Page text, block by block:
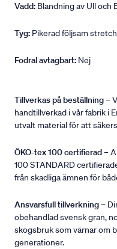
Vadd: Blandning av Ull och
Tyg: Pikerad följsam
Fodral avtagbart: Nej
Tillverkas på beställning–
handtillverkad i vår fabrik i
utvalt material för att
ÖKO-tex 100 certifierad–
100 STANDARD
från skadliga ämnen för
Ansvarsfull tillverkning–
obehandlad svensk gran,
skogsbruk som värnar om
generationer.